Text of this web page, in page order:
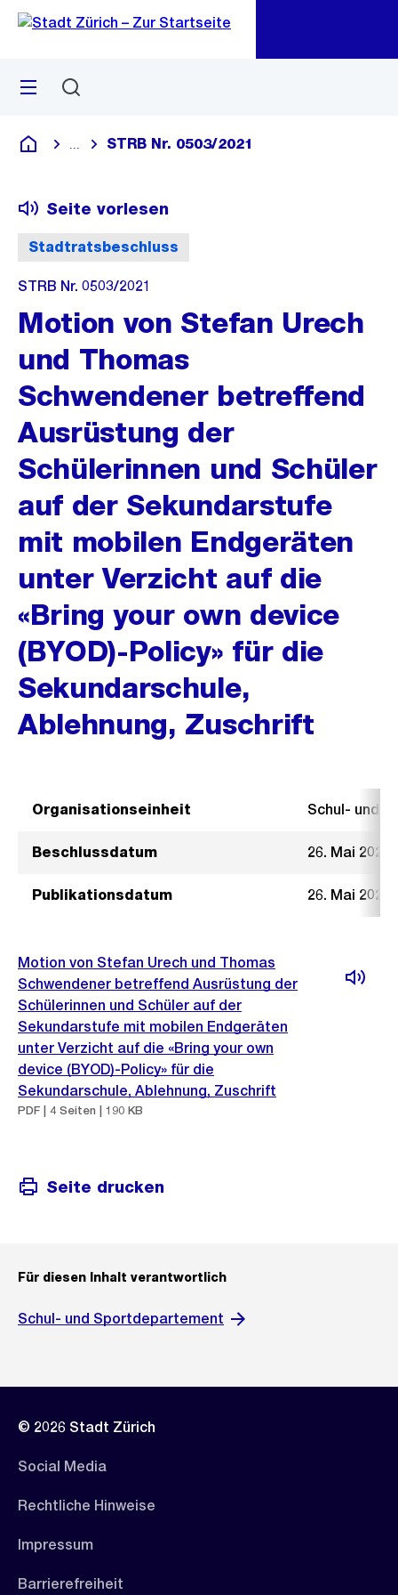
Navigation
Sprunglink
Menü
Deutsch
Blende alle Breadcrumbs ein
STRB Nr. 0503/2021
Stadtratsbeschluss
Seite vorlesen
STRB Nr. 0503/2021
Motion von Stefan Urech
und Thomas
Schwendener betreffend
Ausrüstung der
Schülerinnen und Schüler
auf der Sekundarstufe
mit mobilen Endgeräten
unter Verzicht auf die
«Bring your own device
(BYOD)-Policy» für die
Sekundarschule,
Ablehnung, Zuschrift
Organisationseinheit Schul- und
Beschlussdatum 26. Mai 2021
Publikationsdatum 26. Mai 2021
Motion von Stefan Urech und Thomas
Schwendener betreffend Ausrüstung der
Schülerinnen und Schüler auf der
Sekundarstufe mit mobilen Endgeräten
unter Verzicht auf die «Bring your own
device (BYOD)-Policy» für die
Sekundarschule, Ablehnung, Zuschrift
PDF | 4 Seiten | 190 KB
Seite drucken
Für diesen Inhalt verantwortlich
Schul- und Sportdepartement
© 2026 Stadt Zürich
Social Media
Rechtliche Hinweise
Impressum
Barrierefreiheit